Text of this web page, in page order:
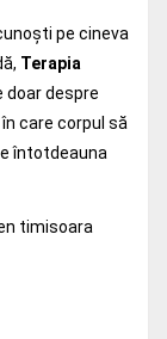
pe cineva
Terapia
doar despre
care corpul să
întotdeauna
timisoara